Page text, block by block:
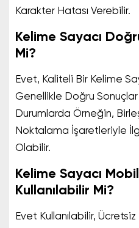
Karakter Hatası Verebilir.
Kelime Sayacı
Mi?
Evet, Kaliteli Bir Kelime
Genellikle Doğru Sonuçlar
Durumlarda Örneğin,
Noktalama İşaretleriyle
Olabilir.
Kelime Sayacı
Kullanılabilir Mi?
Evet Kullanılabilir,